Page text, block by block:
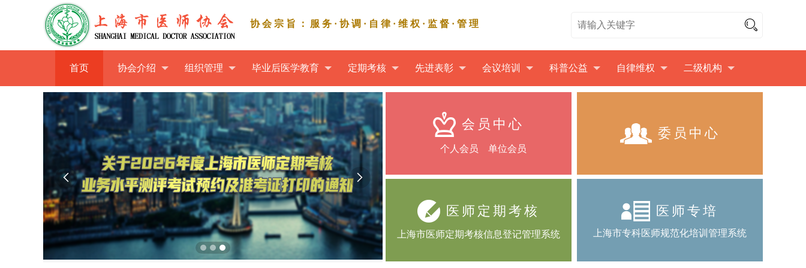
协会宗旨：服务·协调·自律·维权·监督·管理
首页 协会介绍 组织管理 毕业后医学教育 定期考核 先进表彰 会议培训 科普公益 自律维权 二级机构
 
会员中心
个人会员 单位会员
委员中心
医师定期考核
上海市医师定期考核信息登记管理系统
医师专培
上海市专科医师规范化培训管理系统